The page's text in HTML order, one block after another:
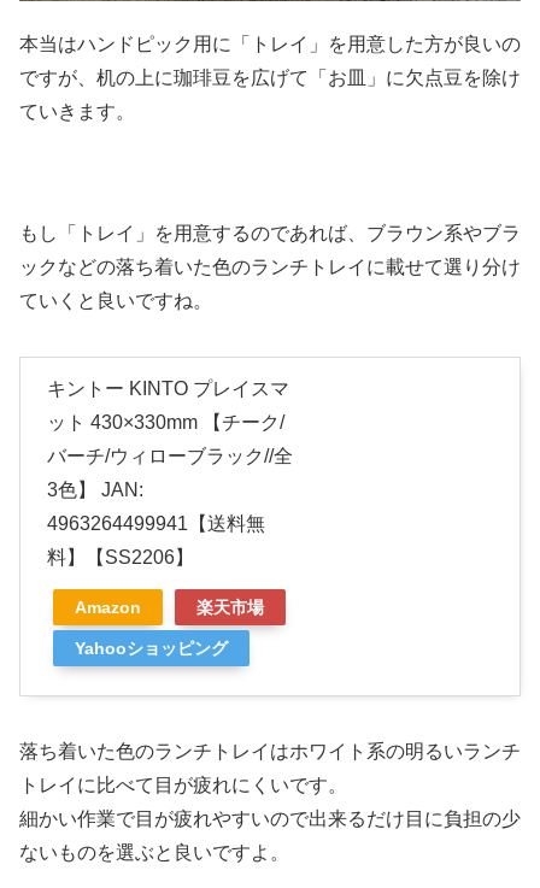
本当はハンドピック用に「トレイ」を用意した方が良いの
ですが、机の上に珈琲豆を広げて「お皿」に欠点豆を除け
ていきます。
もし「トレイ」を用意するのであれば、ブラウン系やブラ
ックなどの落ち着いた色のランチトレイに載せて選り分け
ていくと良いですね。
キントー KINTO プレイスマ
ット 430×330mm 【チーク/
バーチ/ウィローブラック//全
3色】 JAN:
4963264499941【送料無
料】【SS2206】
Amazon 楽天市場
Yahooショッピング
落ち着いた色のランチトレイはホワイト系の明るいランチ
トレイに比べて目が疲れにくいです。
細かい作業で目が疲れやすいので出来るだけ目に負担の少
ないものを選ぶと良いですよ。